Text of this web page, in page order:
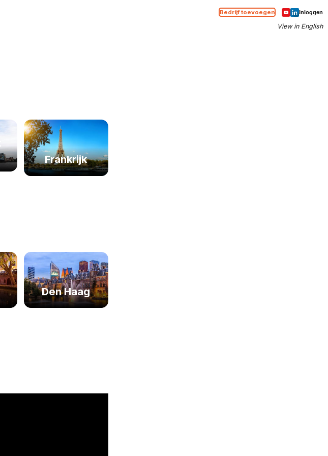
Bedrijf toevoegen Inloggen
View in English
Frankrijk
Den Haag